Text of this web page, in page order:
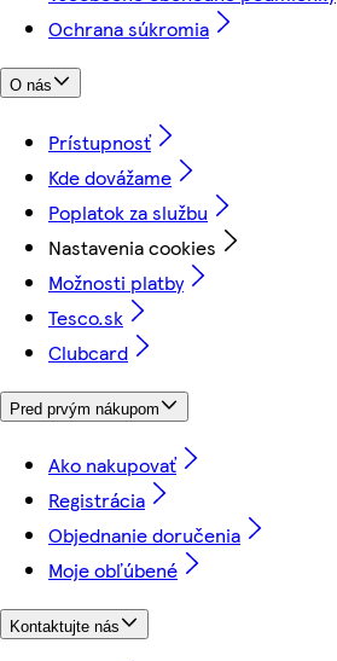
Ochrana súkromia
O nás
Prístupnosť
Kde dovážame
Poplatok za službu
Nastavenia cookies
Možnosti platby
Tesco.sk
Clubcard
Pred prvým nákupom
Ako nakupovať
Registrácia
Objednanie doručenia
Moje obľúbené
Kontaktujte nás